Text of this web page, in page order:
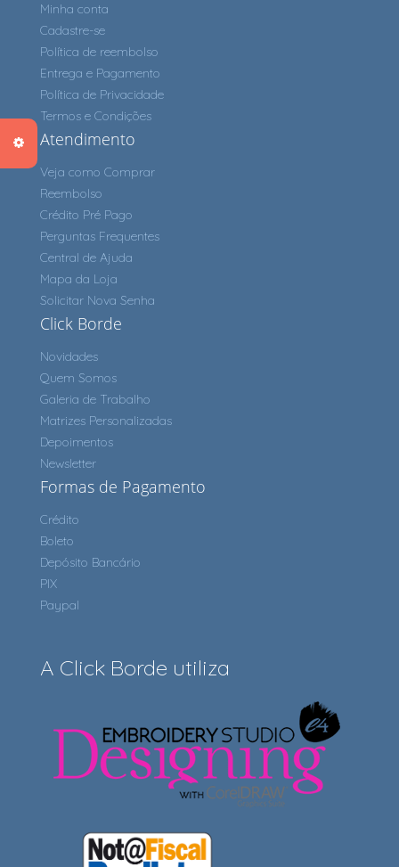
Minha conta
Cadastre-se
Política de reembolso
Entrega e Pagamento
Política de Privacidade
Termos e Condições
Atendimento
Veja como Comprar
Reembolso
Crédito Pré Pago
Perguntas Frequentes
Central de Ajuda
Mapa da Loja
Solicitar Nova Senha
Click Borde
Novidades
Quem Somos
Galeria de Trabalho
Matrizes Personalizadas
Depoimentos
Newsletter
Formas de Pagamento
Crédito
Boleto
Depósito Bancário
PIX
Paypal
A Click Borde utiliza